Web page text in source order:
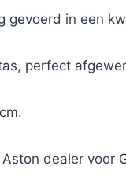
gevoerd in een
perfect
dealer voor